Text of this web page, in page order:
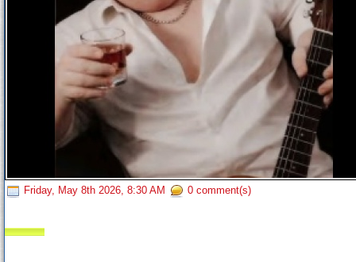
Friday, May 8th 2026, 8:30 AM 0 comment(s)